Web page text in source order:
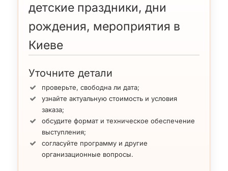
детские праздники, дни
рождения, мероприятия в
Киеве
Уточните детали
проверьте, свободна ли дата;
узнайте актуальную стоимость и условия
заказа;
обсудите формат и техническое обеспечение
выступления;
согласуйте программу и другие
организационные вопросы.